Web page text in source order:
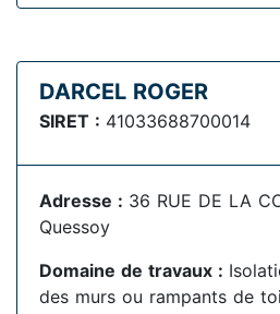
DARCEL ROGER
SIRET : 41033688700014
Adresse : 36 RUE DE LA
Quessoy
Domaine de travaux :
des murs ou rampants de